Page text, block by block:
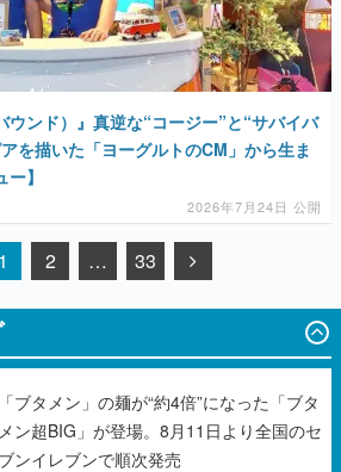
ウンド）』真逆な“コージー”と“サバイバ
を描いた「ヨーグルトのCM」から生ま
】
2026年7月24日 公開
1 2 … 33
「ブタメン」の麺が“約4倍”になった「ブタ
メン超BIG」が登場。8月11日より全国のセ
ブンイレブンで順次発売